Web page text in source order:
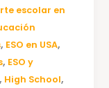
escolar en
, ESO en USA,
, ESO y
, High School,